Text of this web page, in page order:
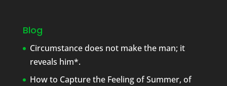
Blog
Circumstance does not make the man; it
reveals him*.
How to Capture the Feeling of Summer, of